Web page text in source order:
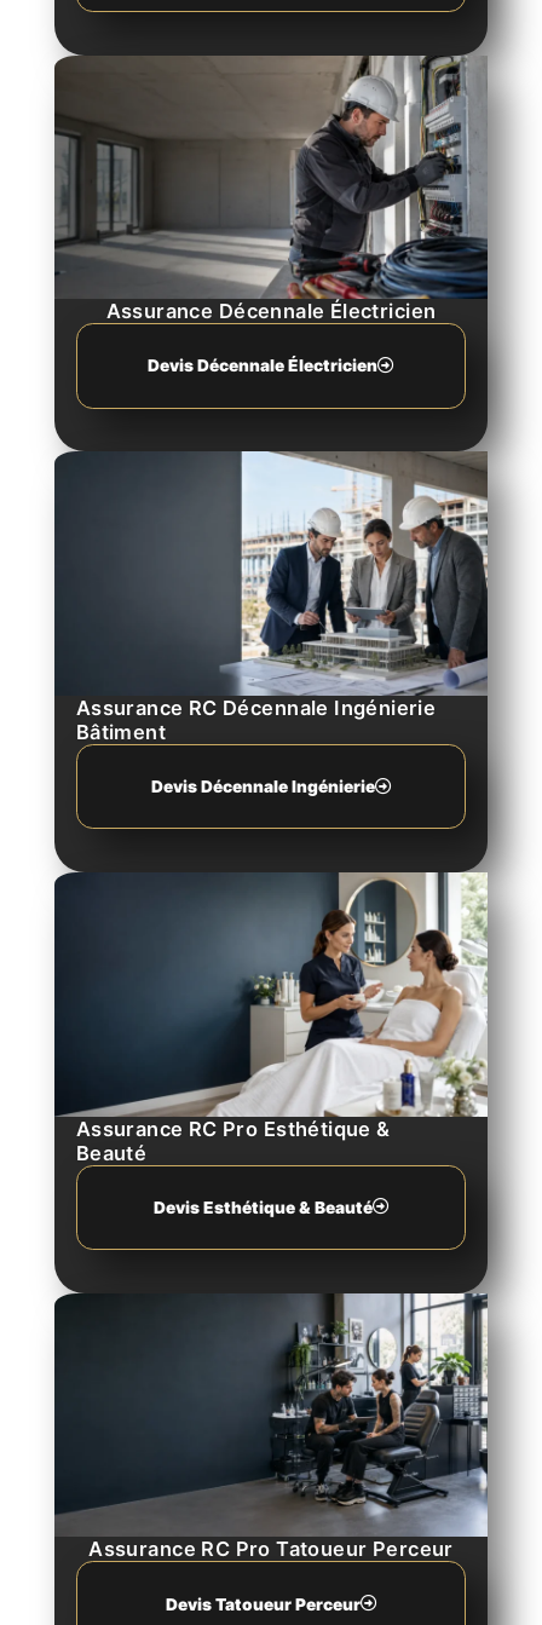
Assurance Décennale Électricien
Devis Décennale Électricien
Assurance RC Décennale Ingénierie
Bâtiment
Devis Décennale Ingénierie
Assurance RC Pro Esthétique &
Beauté
Devis Esthétique & Beauté
Assurance RC Pro Tatoueur Perceur
Devis Tatoueur Perceur